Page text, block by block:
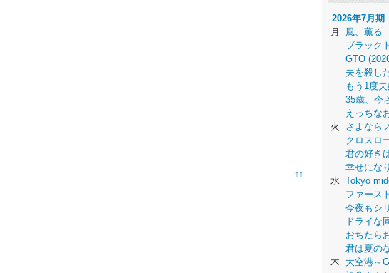
↑↑
2026年7月期
月
風、薫る
ブラック
GTO
夫を殺し
もう1度
35歳、今
えっちな
火
さよなら
クロスロ
君の好き
幸せにな
水 Tokyo
ファース
今夜もシ
ドライな
おちたら
君は夏の
木
大空港～